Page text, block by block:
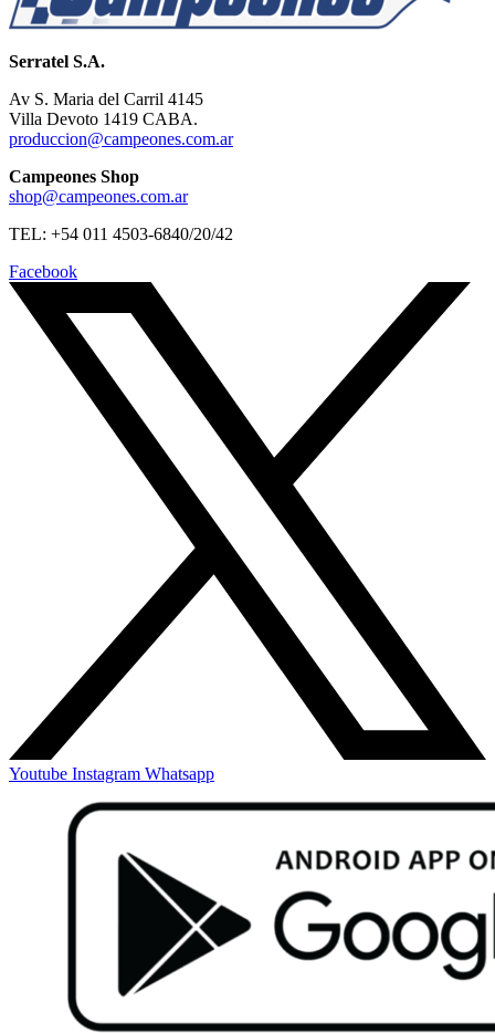
Serratel S.A.
Av S. Maria del Carril 4145
Villa Devoto 1419 CABA.
produccion@campeones.com.ar
Campeones Shop
shop@campeones.com.ar
TEL: +54 011 4503-6840/20/42
Facebook
Youtube Instagram Whatsapp